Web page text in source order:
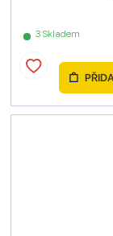
3 Skladem